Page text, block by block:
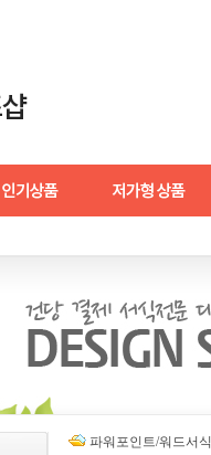
파워포인트/워드서식